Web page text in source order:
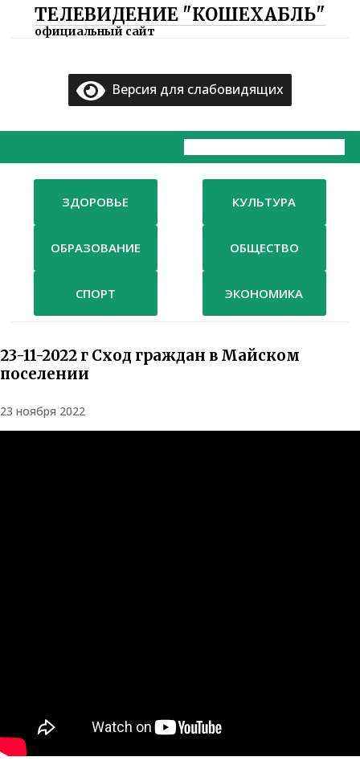
ТЕЛЕВИДЕНИЕ "КОШЕХАБЛЬ"
официальный сайт
Версия для слабовидящих
Документы
Контакты
ЗДОРОВЬЕ КУЛЬТУРА
ОБРАЗОВАНИЕ ОБЩЕСТВО
СПОРТ ЭКОНОМИКА
23-11-2022 г Сход граждан в Майском
поселении
23 ноября 2022